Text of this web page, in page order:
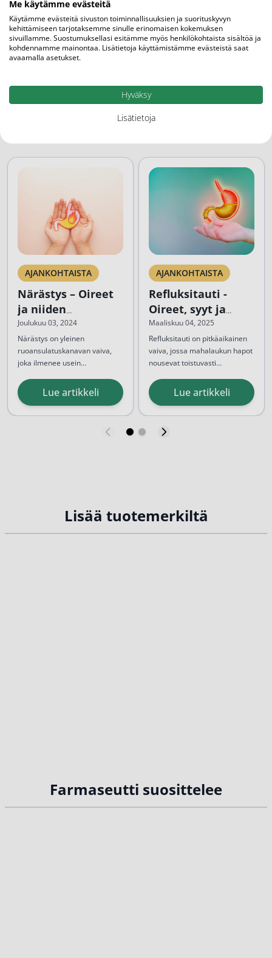
Itsehoitolääkkeet
Pepcid
Tuotemerkit
AJANKOHTAISTA
Närästys – Oireet
ja niiden
lieventäminen
Joulukuu 03, 2024
Närästys on yleinen
ruoansulatuskanavan vaiva,
joka ilmenee usein
rintalastan takana.
satunnaisesti tai toistuvasti, ja
sen voimakkuus vaihtelee
Lue artikkeli
AJANKOHTAISTA
Refluksitauti -
Oireet, syyt ja
tehokas hoito
Maaliskuu 04, 2025
Refluksitauti on pitkäaikainen
vaiva, jossa mahalaukun hapot
nousevat toistuvasti
voimakasta
närästystä ja muita
oireita.
on tavallista ja usein
harmitonta, refluksitauti on
Lue artikkeli
Lisää tuotemerkiltä
Farmaseutti suosittelee
Me käytämme evästeitä
Käytämme evästeitä sivuston toiminnallisuuksien ja suorituskyvyn
kehittämiseen tarjotaksemme sinulle erinomaisen kokemuksen
sivuillamme. Suostumuksellasi esitämme myös henkilökohtaista sisältöä ja
kohdennamme mainontaa. Lisätietoja käyttämistämme evästeistä saat
avaamalla asetukset.
Hyväksy
Lisätietoja